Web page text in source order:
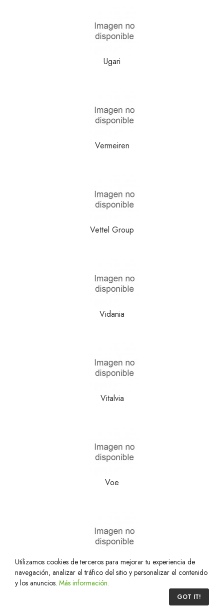
Custom content
Ugari
Vermeiren
Vettel Group
Vidania
Vitalvia
Voe
Winncare
Utilizamos cookies de terceros para mejorar tu experiencia de
navegación, analizar el tráfico del sitio y personalizar el contenido
y los anuncios. Más información.
GOT IT!